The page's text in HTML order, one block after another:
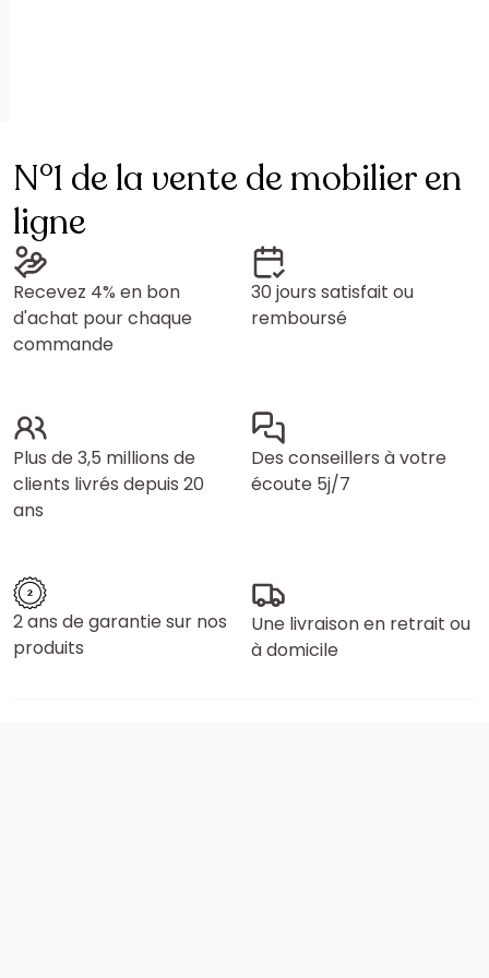
N°1 de la vente de mobilier en
ligne
Recevez 4% en bon
d'achat pour chaque
commande
30 jours satisfait ou
remboursé
Plus de 3,5 millions de
clients livrés depuis 20
ans
Des conseillers à votre
écoute 5j/7
2 ans de garantie sur nos
produits
Une livraison en retrait ou
à domicile